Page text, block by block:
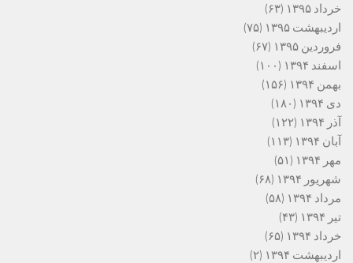
خرداد ۱۳۹۵
(۶۳)
اردیبهشت ۱۳۹۵
(۷۵)
فروردین ۱۳۹۵
(۶۷)
اسفند ۱۳۹۴
(۱۰۰)
بهمن ۱۳۹۴
(۱۵۶)
دی ۱۳۹۴
(۱۸۰)
آذر ۱۳۹۴
(۱۲۲)
آبان ۱۳۹۴
(۱۱۳)
مهر ۱۳۹۴
(۵۱)
شهریور ۱۳۹۴
(۶۸)
مرداد ۱۳۹۴
(۵۸)
تیر ۱۳۹۴
(۴۳)
خرداد ۱۳۹۴
(۶۵)
اردیبهشت ۱۳۹۴
(۲)